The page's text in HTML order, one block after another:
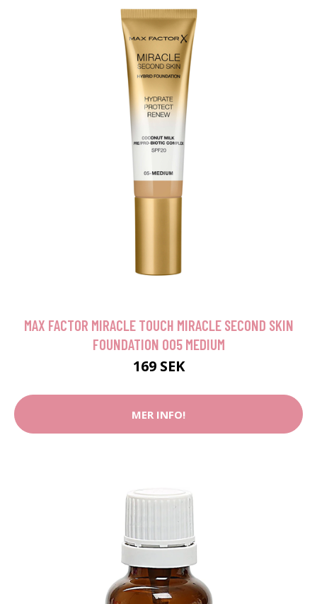
MAX FACTOR MIRACLE TOUCH MIRACLE SECOND SKIN
FOUNDATION 005 MEDIUM
169 SEK
MER INFO!